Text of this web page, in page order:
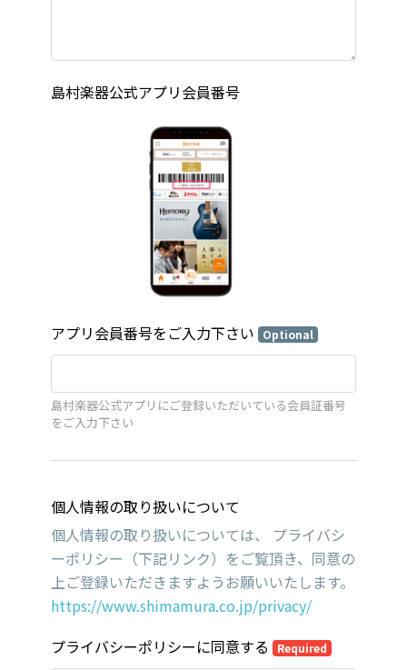
島村楽器公式アプリ会員番号
アプリ会員番号をご入力下さい Optional
島村楽器公式アプリにご登録いただいている会員証番号
をご入力下さい
個人情報の取り扱いについて
個人情報の取り扱いについては、 プライバシ
ーポリシー（下記リンク）をご覧頂き、同意の
上ご登録いただきますようお願いいたします。
https://www.shimamura.co.jp/privacy/
プライバシーポリシーに同意する
Required